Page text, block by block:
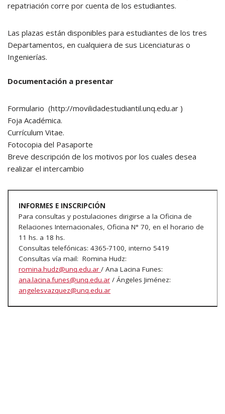
repatriación corre por cuenta de los estudiantes.
Las plazas están disponibles para estudiantes de los tres
Departamentos, en cualquiera de sus Licenciaturas o
Ingenierías.
Documentación a presentar
Formulario (http://movilidadestudiantil.unq.edu.ar )
Foja Académica.
Currículum Vitae.
Fotocopia del Pasaporte
Breve descripción de los motivos por los cuales desea
realizar el intercambio
INFORMES E INSCRIPCIÓN
Para consultas y postulaciones dirigirse a la Oficina de
Relaciones Internacionales, Oficina N° 70, en el horario de
11 hs. a 18 hs.
Consultas telefónicas: 4365-7100, interno 5419
Consultas vía mail: Romina Hudz:
romina.hudz@unq.edu.ar / Ana Lacina Funes:
ana.lacina.funes@unq.edu.ar / Ángeles Jiménez:
angelesvazquez@unq.edu.ar